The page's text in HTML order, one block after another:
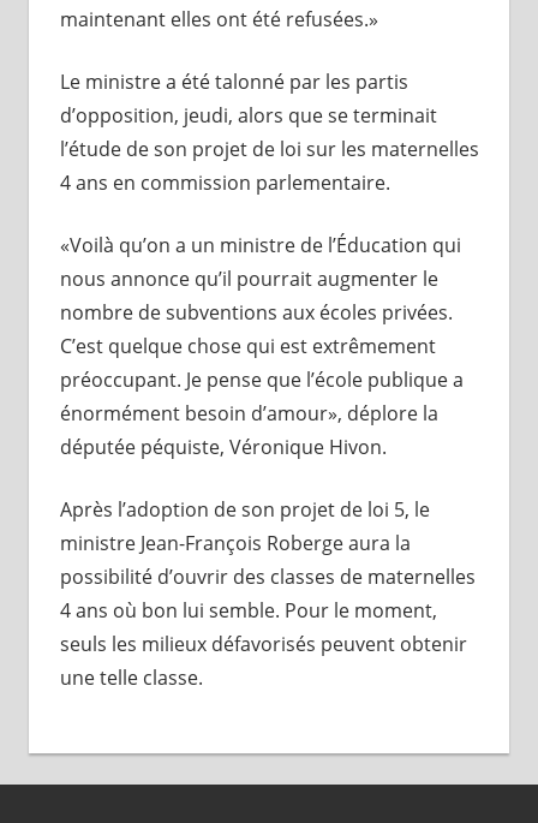
maintenant elles ont été refusées.»
Le ministre a été talonné par les partis
d’opposition, jeudi, alors que se terminait
l’étude de son projet de loi sur les maternelles
4 ans en commission parlementaire.
«Voilà qu’on a un ministre de l’Éducation qui
nous annonce qu’il pourrait augmenter le
nombre de subventions aux écoles privées.
C’est quelque chose qui est extrêmement
préoccupant. Je pense que l’école publique a
énormément besoin d’amour», déplore la
députée péquiste, Véronique Hivon.
Après l’adoption de son projet de loi 5, le
ministre Jean-François Roberge aura la
possibilité d’ouvrir des classes de maternelles
4 ans où bon lui semble. Pour le moment,
seuls les milieux défavorisés peuvent obtenir
une telle classe.